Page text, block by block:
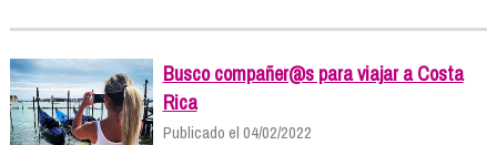
Busco compañer@s para viajar a Costa
Rica
Publicado el 04/02/2022